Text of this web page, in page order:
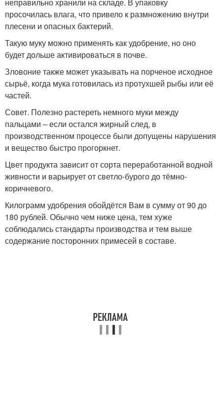
просочилась влага, что привело к размножению внутри
плесени и опасных бактерий.
Такую муку можно применять как удобрение, но оно
будет дольше активироваться в почве.
Зловоние также может указывать на порченое исходное
сырьё, когда мука готовилась из протухшей рыбы или её
частей.
Совет. Полезно растереть немного муки между
пальцами – если остался жирный след, в
производственном процессе были допущены нарушения
и вещество быстро прогоркнет.
Цвет продукта зависит от сорта переработанной водной
живности и варьирует от светло-бурого до тёмно-
коричневого.
Килограмм удобрения обойдётся Вам в сумму от 90 до
180 рублей. Обычно чем ниже цена, тем хуже
соблюдались стандарты производства и тем выше
содержание посторонних примесей в составе.